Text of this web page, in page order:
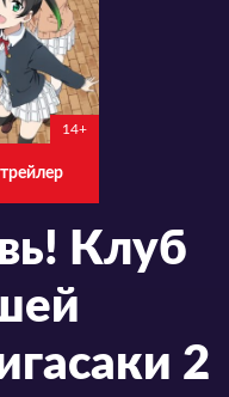
14+
Клуб
2